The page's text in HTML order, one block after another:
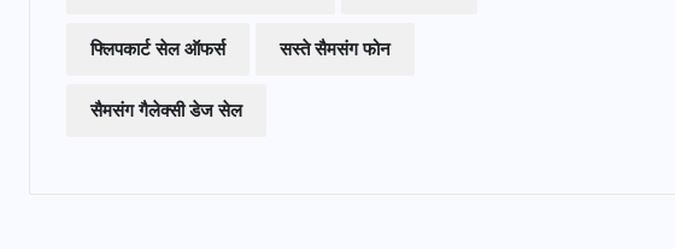
फ्लिपकार्ट सेल ऑफर्स सस्ते सैमसंग फोन
सैमसंग गैलेक्सी डेज सेल